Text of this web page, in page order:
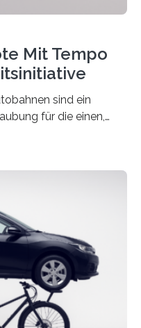
Mit Tempo
sind ein
für die einen,
der
um 35 Prozent. Die
Research
5. August 2025 online
sind…